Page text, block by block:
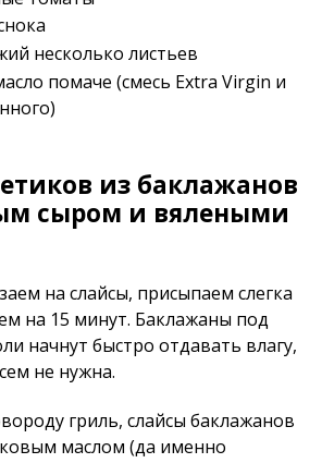
несколько листьев
помаче (смесь Extra Virgin и
из баклажанов
сыром и вялеными
на слайсы, присыпаем слегка
на 15 минут. Баклажаны под
начнут быстро отдавать влагу,
не нужна.
гриль, слайсы баклажанов
маслом (да именно